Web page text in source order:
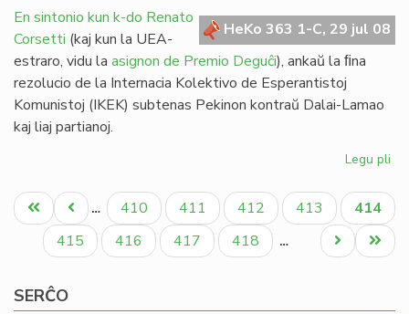
HeKo 363 1-C, 29 jul 08
En sintonio kun k-do Renato
Corsetti (kaj kun la UEA-
estraro, vidu la asignon de Premio Deguĉi), ankaŭ la ﬁna
rezolucio de la Internacia Kolektivo de Esperantistoj
Komunistoj (IKEK) subtenas Pekinon kontraŭ Dalai-Lamao
kaj liaj partianoj.
Legu pli
Pagination
Unua
paĝo
Antaŭa
paĝo
… Paĝo
410 Paĝo
411 Paĝo
412 Paĝo
413
Aktuala
paĝo
414
Paĝo
415 Paĝo
416 Paĝo
417 Paĝo
418 …
Last
page
Next
page
SERĈO